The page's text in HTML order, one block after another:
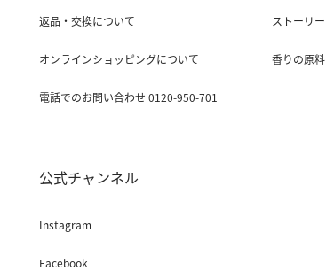
返品・交換について
オンラインショッピングについて
電話でのお問い合わせ 0120-950-701
ストーリー
香りの原料
公式チャンネル
Instagram
Facebook